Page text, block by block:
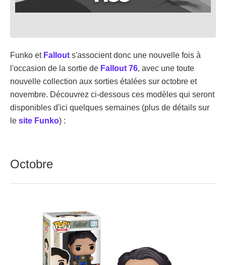
Funko et Fallout s'associent donc une nouvelle fois à
l'occasion de la sortie de Fallout 76, avec une toute
nouvelle collection aux sorties étalées sur octobre et
novembre. Découvrez ci-dessous ces modèles qui seront
disponibles d'ici quelques semaines (plus de détails sur
le site Funko) :
Octobre